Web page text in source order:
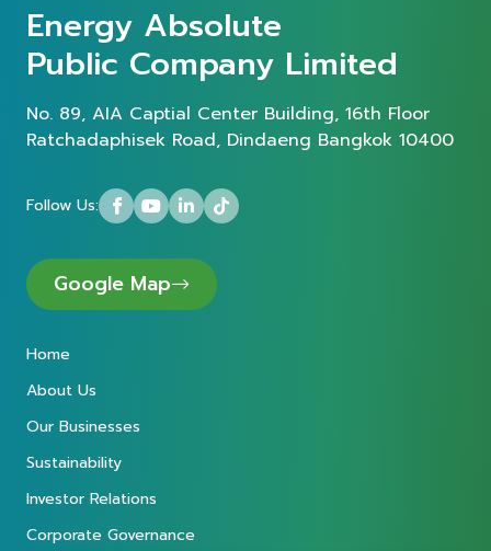
Energy Absolute
Public Company Limited
No. 89, AIA Captial Center Building, 16th Floor
Ratchadaphisek Road, Dindaeng Bangkok 10400
Follow Us:
Google Map
Home
About Us
Our Businesses
Sustainability
Investor Relations
Corporate Governance